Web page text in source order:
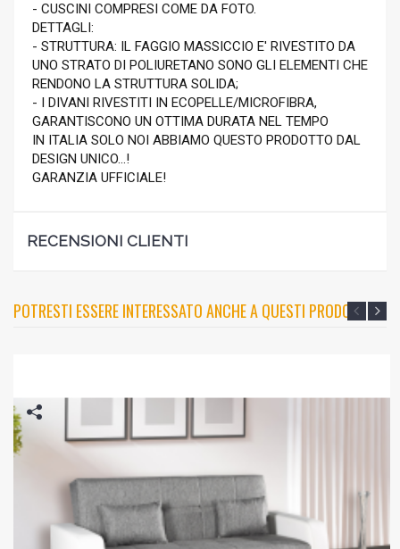
- CUSCINI COMPRESI COME DA FOTO.
DETTAGLI:
- STRUTTURA: IL FAGGIO MASSICCIO E' RIVESTITO DA
UNO STRATO DI POLIURETANO SONO GLI ELEMENTI CHE
RENDONO LA STRUTTURA SOLIDA;
- I DIVANI RIVESTITI IN ECOPELLE/MICROFIBRA,
GARANTISCONO UN OTTIMA DURATA NEL TEMPO
IN ITALIA SOLO NOI ABBIAMO QUESTO PRODOTTO DAL
DESIGN UNICO...!
GARANZIA UFFICIALE!
RECENSIONI CLIENTI
POTRESTI ESSERE INTERESSATO ANCHE A QUESTI PRODOTTI?